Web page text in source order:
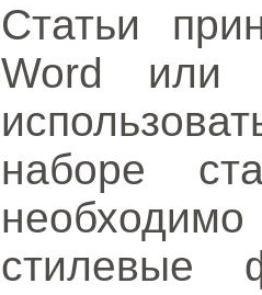
Статьи
Word или
наборе
стилевые